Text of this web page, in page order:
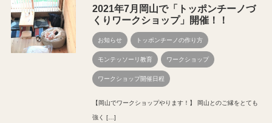
2021年7月岡山で「トッポンチーノづ
くりワークショップ」開催！！
お知らせ トッポンチーノの作り方
モンテッソーリ教育 ワークショップ
ワークショップ開催日程
【岡山でワークショップやります！】 岡山とのご縁をとても
強く […]